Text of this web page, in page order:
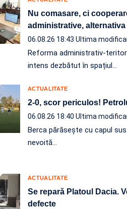
Nu comasare, ci
administrative,
06.08.26 18:43 Ultima
Reforma administrativ-
intens dezbătut în spațiul…
ACTUALITATE
2-0, scor periculos!
06.08.26 18:40 Ultima
Berca părăsește cu capul
nevoită…
ACTUALITATE
Se repară Platoul Dacia.
defecte